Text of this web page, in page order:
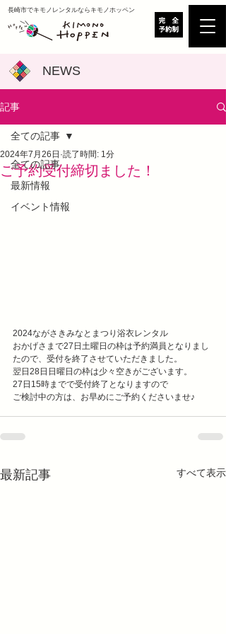
​長崎市でキモノレンタルならキモノホッペン
NEWS
記事
全ての記事
最新情報
イベント情報
全ての記事
ご予約受付締切ました！
2024年7月26日 読了時間: 1分
2024ながさきみなとまつり浴衣レンタル
おかげさまで27日土曜日の枠は予約満員となりまし
たので、受付を終了させていただきました。
翌日28日日曜日の枠は少々空きがございます。
27日15時までで受付終了となりますので
ご検討中の方は、お早めにご予約くださいませ♪
最新記事 すべて表示